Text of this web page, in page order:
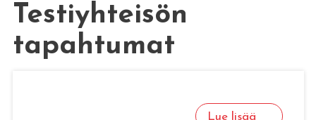
Testiyhteisön
tapahtumat
Lue lisää